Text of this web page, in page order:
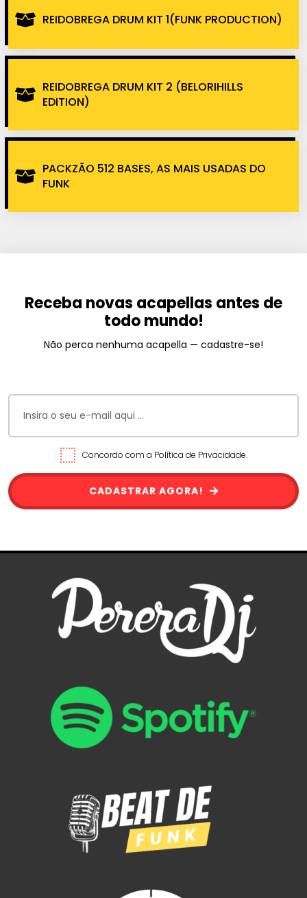
REIDOBREGA DRUM KIT 1(FUNK PRODUCTION)
REIDOBREGA DRUM KIT 2 (BELORIHILLS
EDITION)
PACKZÃO 512 BASES, AS MAIS USADAS DO
FUNK
Receba novas acapellas antes de
todo mundo!
Não perca nenhuma acapella — cadastre-se!
Concordo com a Política de Privacidade.
CADASTRAR AGORA!